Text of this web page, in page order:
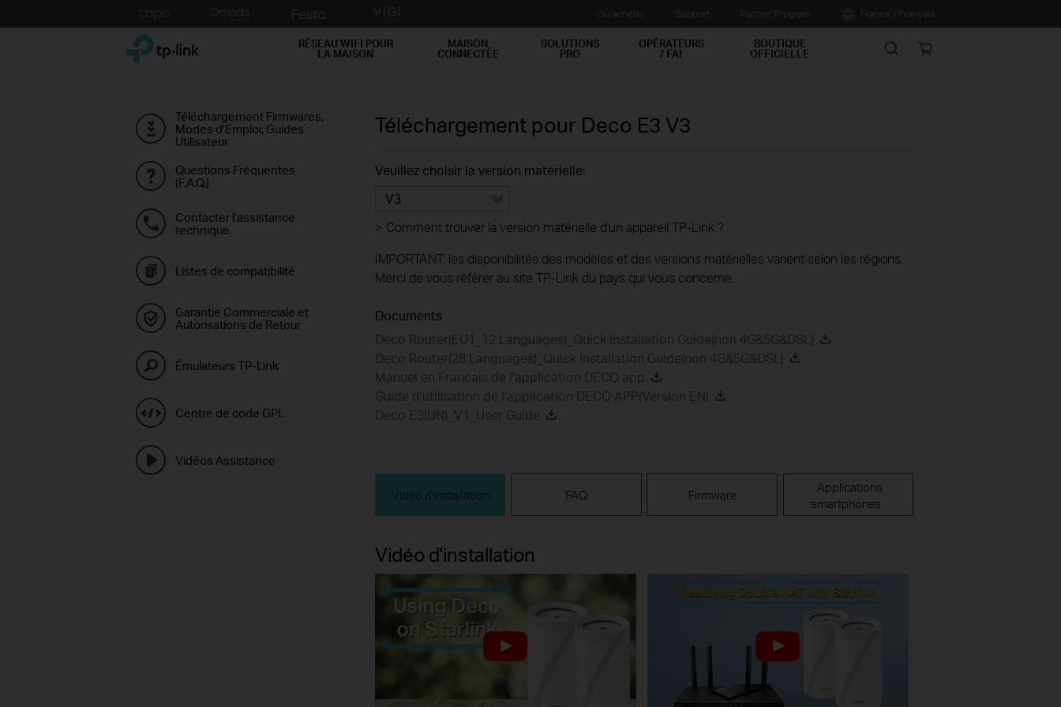
to
TP-Link, Reliably Smart RÉSEAU WIFI POUR
LA MAISON
MAISON
CONNECTÉE
SOLUTIONS
PRO
OPÉRATEURS
/ FAI
BOUTIQUE
OFFICIELLE Search
Online
Téléchargement Firmwares,
Modes d'Emploi, Guides
Utilisateur
Questions Fréquentes
(F.A.Q.)
Contacter l'assistance
technique
Listes de compatibilité
Garantie Commerciale et
Autorisations de Retour
Émulateurs TP-Link
Centre de code GPL
Vidéos Assistance
Téléchargement pour Deco E3 V3
Veuillez choisir la version matérielle:
V3
> Comment trouver la version matérielle d'un appareil TP-Link ?
IMPORTANT: les disponibilités des modèles et des versions matérielles varient selon les régions.
Merci de vous référer au site TP-Link du pays qui vous concerne.
Documents
Deco Router(EU1_12 Languages)_Quick Installation Guide(non 4G&5G&DSL)
Deco Router(28 Languages)_Quick Installation Guide(non 4G&5G&DSL)
Manuel en Francais de l'application DECO app
Guide d'utilisation de l'application DECO APP(Version EN)
Deco E3(UN)_V1_User Guide
Vidéo d'installation FAQ Firmware
Applications
smartphones
Vidéo d'installation